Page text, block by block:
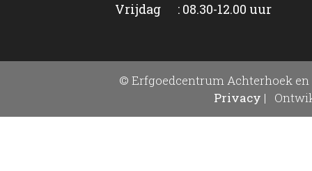
Vrijdag : 08.30-12.00 uur
© Erfgoedcentrum Achterhoek en
Privacy |